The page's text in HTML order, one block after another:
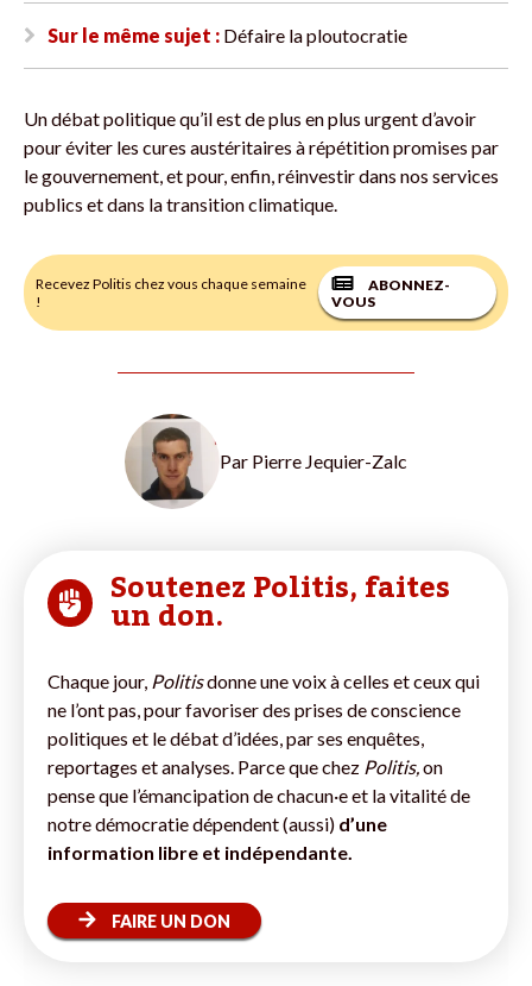
Sur le même sujet : Défaire la ploutocratie
Un débat politique qu’il est de plus en plus urgent d’avoir
pour éviter les cures austéritaires à répétition promises par
le gouvernement, et pour, enfin, réinvestir dans nos services
publics et dans la transition climatique.
Recevez Politis chez vous chaque semaine
!
ABONNEZ-
VOUS
Par Pierre Jequier-Zalc
Soutenez Politis, faites
un don.
Chaque jour, Politisdonne une voix à celles et ceux qui
ne l’ont pas, pour favoriser des prises de conscience
politiques et le débat d’idées, par ses enquêtes,
reportages et analyses. Parce que chez Politis, on
pense que l’émancipation de chacun·e et la vitalité de
notre démocratie dépendent (aussi) d’une
information libre et indépendante.
FAIRE UN DON